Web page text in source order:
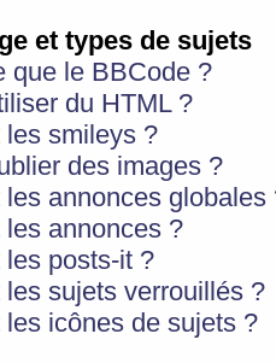
et types de sujets
que le BBCode ?
du HTML ?
les smileys ?
des images ?
les annonces globales
les annonces ?
les posts-it ?
les sujets verrouillés ?
les icônes de sujets ?